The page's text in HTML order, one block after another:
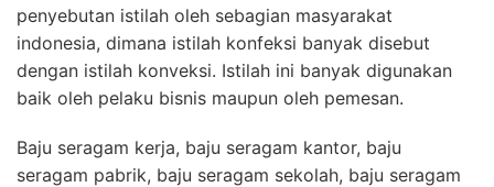
penyebutan istilah oleh sebagian masyarakat
indonesia, dimana istilah konfeksi banyak disebut
dengan istilah konveksi. Istilah ini banyak digunakan
baik oleh pelaku bisnis maupun oleh pemesan.
Baju seragam kerja, baju seragam kantor, baju
seragam pabrik, baju seragam sekolah, baju seragam